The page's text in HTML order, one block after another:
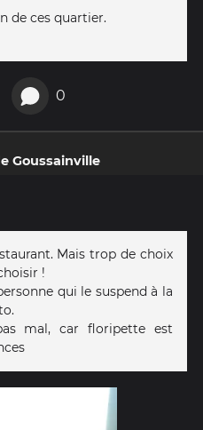
de ces quartier.
0
Goussainville
Mais trop de choix
!
qui le suspend à la
mal, car floripette est